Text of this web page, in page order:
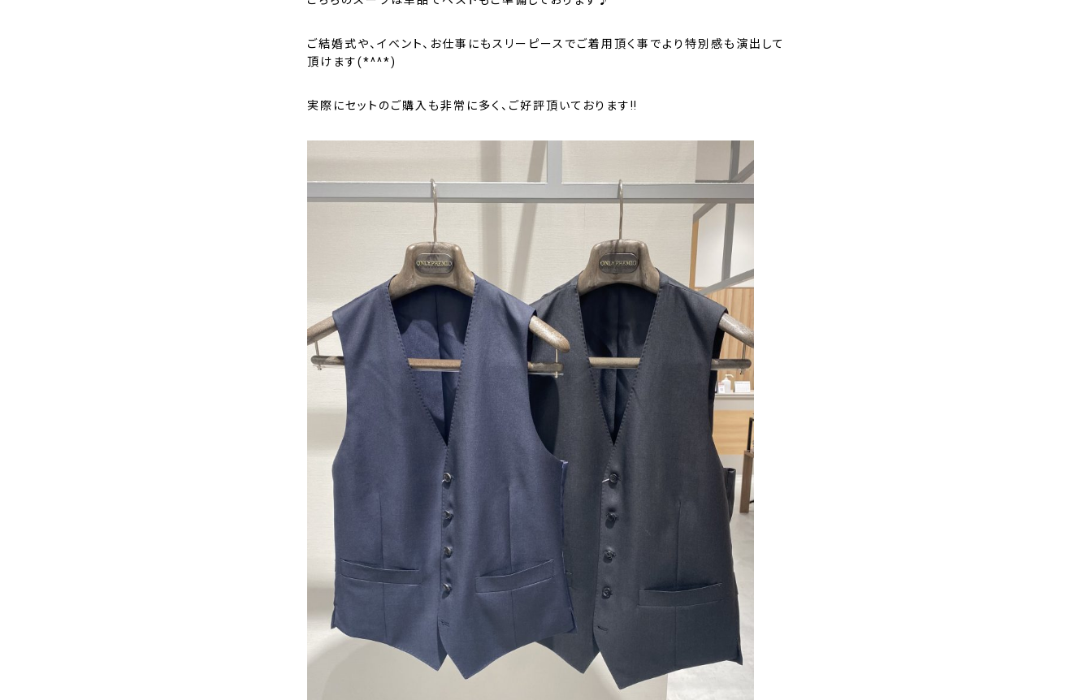
ご結婚式や、イベント、お仕事にもスリーピースでご着用頂く事でより特別感も演出して
頂けます(*^^*)
実際にセットのご購入も非常に多く、ご好評頂いております‼